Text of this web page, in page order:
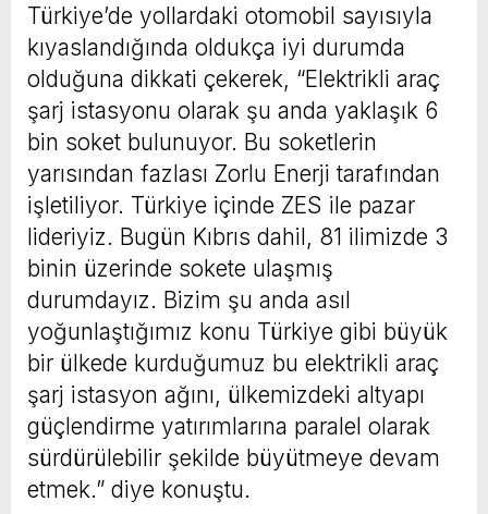
Türkiye’de yollardaki otomobil sayısıyla
kıyaslandığında oldukça iyi durumda
olduğuna dikkati çekerek, “Elektrikli araç
şarj istasyonu olarak şu anda yaklaşık 6
bin soket bulunuyor. Bu soketlerin
yarısından fazlası Zorlu Enerji tarafından
işletiliyor. Türkiye içinde ZES ile pazar
lideriyiz. Bugün Kıbrıs dahil, 81 ilimizde 3
binin üzerinde sokete ulaşmış
durumdayız. Bizim şu anda asıl
yoğunlaştığımız konu Türkiye gibi büyük
bir ülkede kurduğumuz bu elektrikli araç
şarj istasyon ağını, ülkemizdeki altyapı
güçlendirme yatırımlarına paralel olarak
sürdürülebilir şekilde büyütmeye devam
etmek.” diye konuştu.